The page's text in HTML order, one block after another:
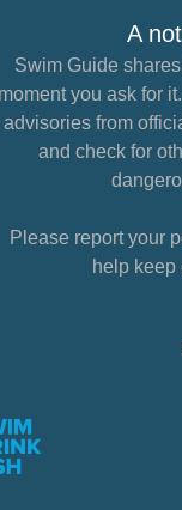
A
Swim Guide
moment you ask for
advisories from
and check for
Please report your
help keep